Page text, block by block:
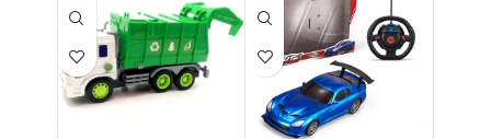
metalas
Rekomenduojamas amžius: nuo 4
metų